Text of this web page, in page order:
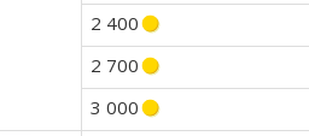
2 400
2 700
3 000